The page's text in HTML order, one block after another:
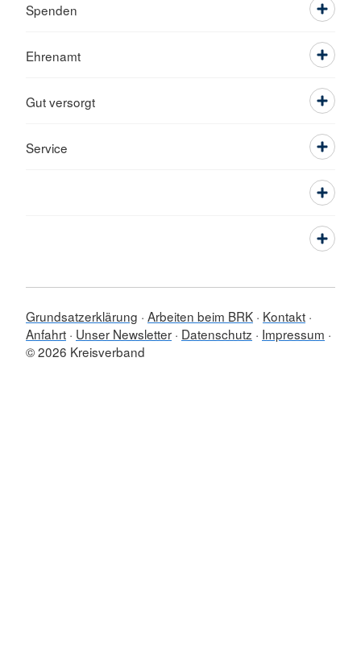
Spenden
Ehrenamt
Gut versorgt
Service
Grundsatzerklärung Arbeiten beim BRK Kontakt
Anfahrt Unser Newsletter Datenschutz
Impressum
© 2026 Kreisverband